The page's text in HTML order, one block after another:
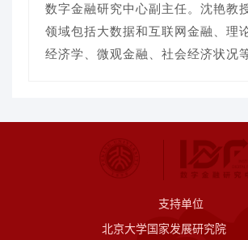
数字金融研究中心副主任。沈艳教
领域包括大数据和互联网金融、理
经济学、微观金融、社会经济状况等
支持单位
北京大学国家发展研究院